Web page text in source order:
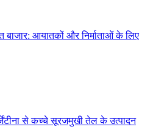
बाजार: आयातकों और निर्माताओं के लिए
से कच्चे सूरजमुखी तेल के उत्पादन